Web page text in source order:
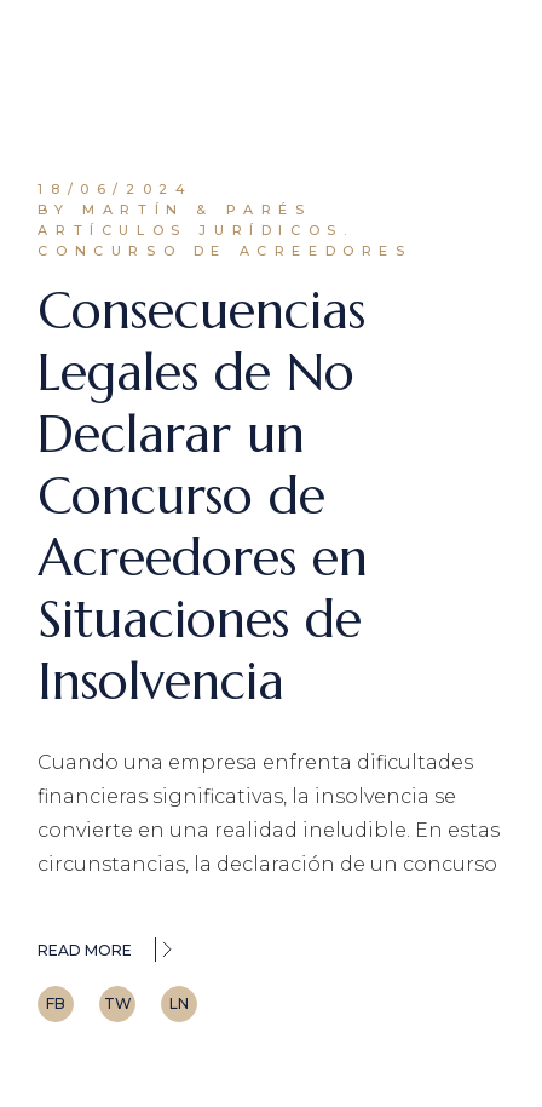
18/06/2024
BY MARTÍN & PARÉS
ARTÍCULOS JURÍDICOS.
CONCURSO DE ACREEDORES
Consecuencias
Legales de No
Declarar un
Concurso de
Acreedores en
Situaciones de
Insolvencia
Cuando una empresa enfrenta dificultades
financieras significativas, la insolvencia se
convierte en una realidad ineludible. En estas
circunstancias, la declaración de un concurso
READ MORE
FB TW LN